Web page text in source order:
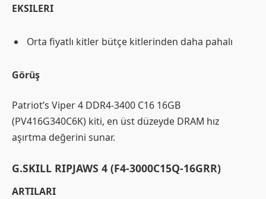
EKSILERI
Orta fiyatlı kitler bütçe kitlerinden daha pahalı
Görüş
Patriot’s Viper 4 DDR4-3400 C16 16GB
(PV416G340C6K) kiti, en üst düzeyde DRAM hız
aşırtma değerini sunar.
G.SKILL RIPJAWS 4 (F4-3000C15Q-16GRR)
ARTILARI